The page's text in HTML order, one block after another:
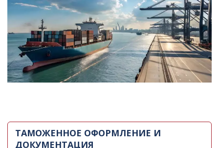
ТАМОЖЕННОЕ ОФОРМЛЕНИЕ И
ДОКУМЕНТАЦИЯ